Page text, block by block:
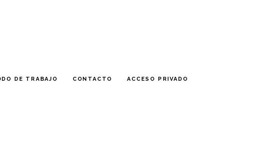
DE TRABAJO CONTACTO ACCESO PRIVADO